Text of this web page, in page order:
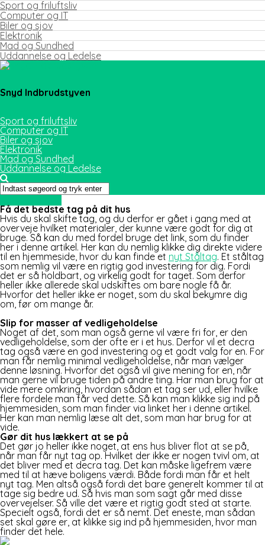
Sport og friluftsliv
Computer og IT
Biler og sjov
Elektronik
Mad og Sundhed
Uddannelse og Ledelse
Snyd Indbrudstyven
Sport og friluftsliv
Computer og IT
Biler og sjov
Elektronik
Mad og Sundhed
Uddannelse og Ledelse
Få det bedste tag på dit hus
Hvis du skal skifte tag, og du derfor er gået i gang med at
overveje hvilket materialer, der kunne være godt for dig at
bruge. Så kan du med fordel bruge det link, som du finder
her i denne artikel. Her kan du nemlig klikke dig direkte videre
til en hjemmeside, hvor du kan finde et nyt Ståltag. Et ståltag
som nemlig vil være en rigtig god investering for dig. Fordi
det er så holdbart, og virkelig godt for taget. Som derfor
heller ikke allerede skal udskiftes om bare nogle få år.
Hvorfor det heller ikke er noget, som du skal bekymre dig
om, før om mange år.
Slip for masser af vedligeholdelse
Noget af det, som man også gerne vil være fri for, er den
vedligeholdelse, som der ofte er i et hus. Derfor vil et decra
tag også være en god investering og et godt valg for en. For
man får nemlig minimal vedligeholdelse, når man vælger
denne løsning. Hvorfor det også vil give mening for en, når
man gerne vil bruge tiden på andre ting. Har man brug for at
vide mere omkring, hvordan sådan et tag ser ud, eller hvilke
flere fordele man får ved dette. Så kan man klikke sig ind på
hjemmesiden, som man finder via linket her i denne artikel.
Her kan man nemlig læse alt det, som man har brug for at
vide.
Gør dit hus lækkert at se på
Det gør jo heller ikke noget, at ens hus bliver flot at se på,
når man får nyt tag op. Hvilket der ikke er nogen tvivl om, at
det bliver med et decra tag. Det kan måske ligefrem være
med til at hæve boligens værdi. Både fordi man får et helt
nyt tag. Men altså også fordi det bare generelt kommer til at
tage sig bedre ud. Så hvis man som sagt går med disse
overvejelser. Så ville det være et rigtig godt sted at starte.
Specielt også, fordi det er så nemt. Det eneste, man sådan
set skal gøre er, at klikke sig ind på hjemmesiden, hvor man
finder det hele.